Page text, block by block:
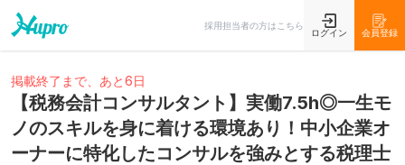
採用担当者の方はこちら
ログイン 会員登録
掲載終了まで、あと6日
【税務会計コンサルタント】実働7.5h◎一生モ
ノのスキルを身に着ける環境あり！中小企業オ
ーナーに特化したコンサルを強みとする税理士